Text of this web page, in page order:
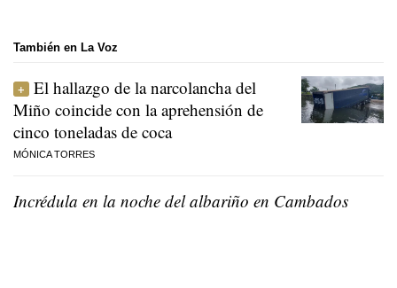
También en La Voz
El hallazgo de la narcolancha del
Miño coincide con la aprehensión de
cinco toneladas de coca
MÓNICA TORRES
Incrédula en la noche del albariño en Cambados